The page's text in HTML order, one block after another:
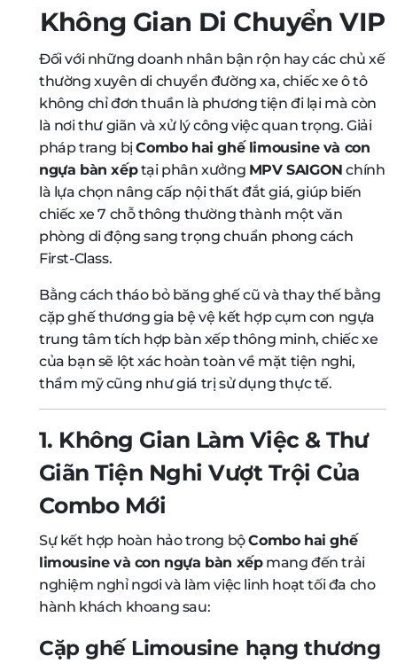
Không Gian Di Chuyển VIP
Đối với những doanh nhân bận rộn hay các chủ xế
thường xuyên di chuyển đường xa, chiếc xe ô tô
không chỉ đơn thuần là phương tiện đi lại mà còn
là nơi thư giãn và xử lý công việc quan trọng. Giải
pháp trang bịCombo hai ghế limousine và con
ngựa bàn xếptại phân xưởng MPV SAIGON chính
là lựa chọn nâng cấp nội thất đắt giá, giúp biến
chiếc xe 7 chỗ thông thường thành một văn
phòng di động sang trọng chuẩn phong cách
First-Class.
Bằng cách tháo bỏ băng ghế cũ và thay thế bằng
cặp ghế thương gia bệ vệ kết hợp cụm con ngựa
trung tâm tích hợp bàn xếp thông minh, chiếc xe
của bạn sẽ lột xác hoàn toàn về mặt tiện nghi,
thẩm mỹ cũng như giá trị sử dụng thực tế.
1. Không Gian Làm Việc & Thư
Giãn Tiện Nghi Vượt Trội Của
Combo Mới
Sự kết hợp hoàn hảo trong bộCombo hai ghế
limousine và con ngựa bàn xếpmang đến trải
nghiệm nghỉ ngơi và làm việc linh hoạt tối đa cho
hành khách khoang sau:
Cặp ghế Limousine hạng thương